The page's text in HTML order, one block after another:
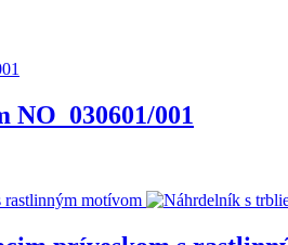
NO_030601/001